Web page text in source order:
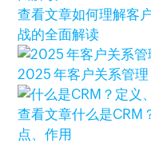
查看文章如何理解客
战的全面解读
2025 年客户关系管
查看文章什么是CRM
点、作用